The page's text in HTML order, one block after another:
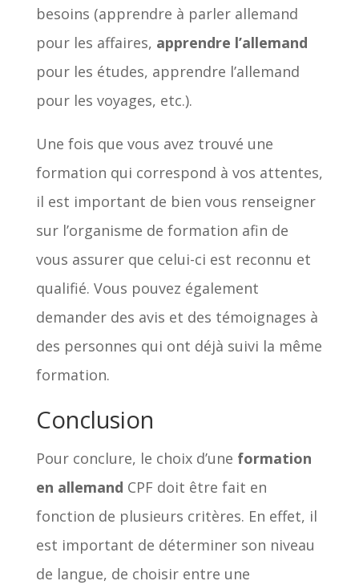
besoins (apprendre à parler allemand
pour les affaires, apprendre l’allemand
pour les études, apprendre l’allemand
pour les voyages, etc.).
Une fois que vous avez trouvé une
formation qui correspond à vos attentes,
il est important de bien vous renseigner
sur l’organisme de formation afin de
vous assurer que celui-ci est reconnu et
qualifié. Vous pouvez également
demander des avis et des témoignages à
des personnes qui ont déjà suivi la même
formation.
Conclusion
Pour conclure, le choix d’une formation
en allemand CPF doit être fait en
fonction de plusieurs critères. En effet, il
est important de déterminer son niveau
de langue, de choisir entre une